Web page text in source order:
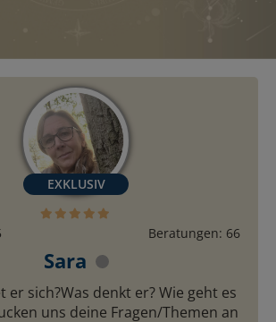
Sara
Beratungen: 66
er sich?Was denkt er? Wie geht es
uns deine Fragen/Themen an